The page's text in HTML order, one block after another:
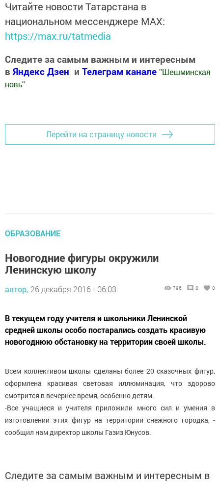
Читайте новости Татарстана в
национальном мессенджере MАХ:
https://max.ru/tatmedia
Следите за самым важным и интересным
в Яндекс Дзен и Телеграм канале " Шешминская
новь"
Перейти на страницу новости
ОБРАЗОВАНИЕ
Новогодние фигуры окружили
Ленинскую школу
автор, 26 декабря 2016 - 06:03 796 0 0
В текущем году учителя и школьники Ленинской
средней школы особо постарались создать красивую
новогоднюю обстановку на территории своей школы.
Всем коллективом школы сделаны более 20 сказочных фигур,
оформлена красивая световая иллюминация, что здорово
смотрится в вечернее время, особенно детям.
-Все учащиеся и учителя приложили много сил и умения в
изготовлении этих фигур на территории снежного городка, -
сообщил нам директор школы Газиз Юнусов.
Следите за самым важным и интересным в